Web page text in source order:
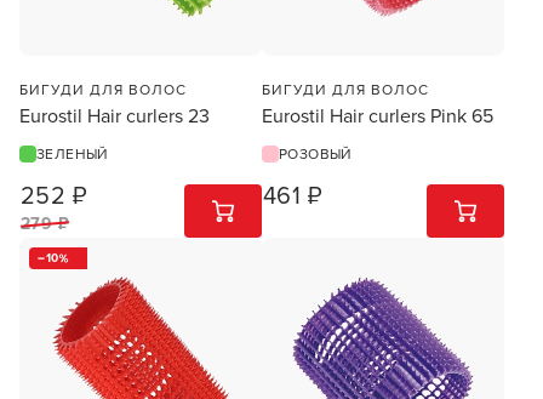
БИГУДИ ДЛЯ ВОЛОС
Eurostil Hair curlers 23
ЗЕЛЕНЫЙ
252 ₽
279 ₽
1 ШТ
БИГУДИ ДЛЯ ВОЛОС
Eurostil Hair curlers Pink 65
РОЗОВЫЙ
461 ₽ 1 ШТ
10
Заяц–робот
В новом приложении RedHare Market для Android
смотреть товары и оформлять заказы — удобнее и